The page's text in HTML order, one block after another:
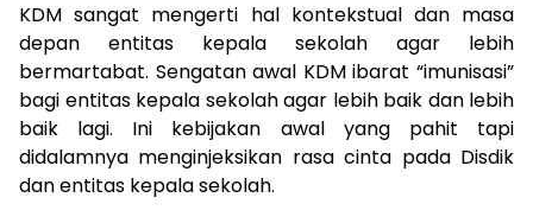
KDM sangat mengerti hal kontekstual dan masa
depan entitas kepala sekolah agar lebih
bermartabat. Sengatan awal KDM ibarat “imunisasi”
bagi entitas kepala sekolah agar lebih baik dan lebih
baik lagi. Ini kebijakan awal yang pahit tapi
didalamnya menginjeksikan rasa cinta pada Disdik
dan entitas kepala sekolah.